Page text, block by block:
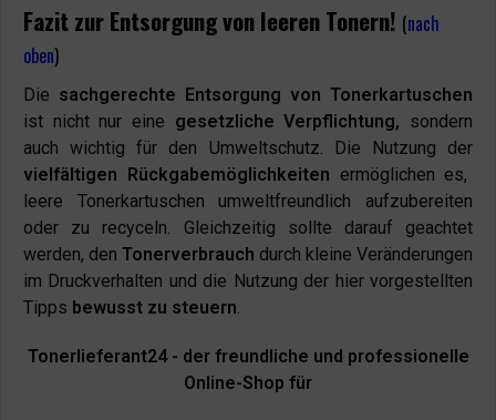
Fazit zur Entsorgung von leeren Tonern! (nach
oben)
Die sachgerechte Entsorgung von Tonerkartuschen
ist nicht nur eine gesetzliche Verpflichtung, sondern
auch wichtig für den Umweltschutz. Die Nutzung der
vielfältigen Rückgabemöglichkeiten ermöglichen es,
leere Tonerkartuschen umweltfreundlich aufzubereiten
oder zu recyceln. Gleichzeitig sollte darauf geachtet
werden, den Tonerverbrauch durch kleine Veränderungen
im Druckverhalten und die Nutzung der hier vorgestellten
Tipps bewusst zu steuern.
Tonerlieferant24 - der freundliche und professionelle
Online-Shop für